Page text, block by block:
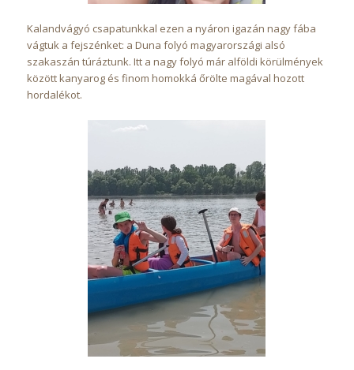
Kalandvágyó csapatunkkal ezen a nyáron igazán nagy fába
vágtuk a fejszénket: a Duna folyó magyarországi alsó
szakaszán túráztunk. Itt a nagy folyó már alföldi körülmények
között kanyarog és finom homokká őrölte magával hozott
hordalékot.